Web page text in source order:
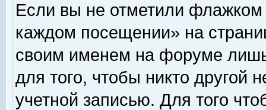
Если вы не отметили флажком
каждом посещении» на
своим именем на форуме
для того, чтобы никто другой
учетной записью. Для того